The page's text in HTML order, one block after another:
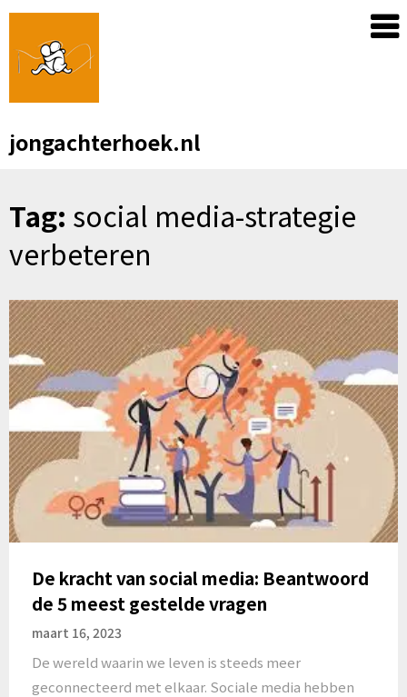
Skip
content
jongachterhoek.nl
Tag: social media-strategie
verbeteren
De kracht van social media: Beantwoord
de 5 meest gestelde vragen
maart 16, 2023
De wereld waarin we leven is steeds meer
geconnecteerd met elkaar. Sociale media hebben